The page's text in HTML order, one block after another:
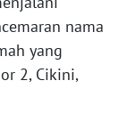
nama
yang
2, Cikini,